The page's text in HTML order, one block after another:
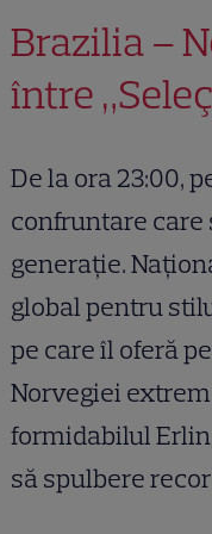
Brazilia –
între
De la ora 23:00,
confruntare care
generație.
global pentru
pe care îl oferă
Norvegiei
formidabilul
să spulbere